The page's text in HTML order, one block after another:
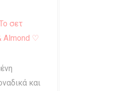
σετ
Almond ♡
και